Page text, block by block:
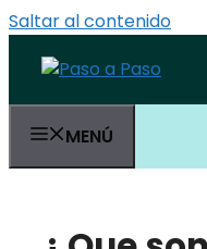
Saltar al contenido
MENÚ